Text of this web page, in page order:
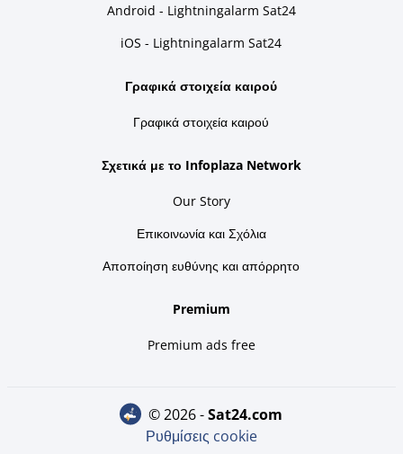
Android - Lightningalarm Sat24
iOS - Lightningalarm Sat24
Γραφικά στοιχεία καιρού
Γραφικά στοιχεία καιρού
Σχετικά με το Infoplaza Network
Our Story
Επικοινωνία και Σχόλια
Αποποίηση ευθύνης και απόρρητο
Premium
Premium ads free
© 2026 - sat24.com
Ρυθμίσεις cookie